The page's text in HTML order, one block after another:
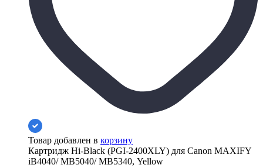
Товар добавлен в корзину
Картридж Hi-Black (PGI-2400XLY) для Canon MAXIFY
iB4040/ МВ5040/ МВ5340, Yellow